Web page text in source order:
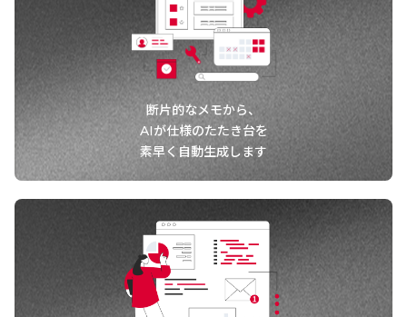
断片的なメモから、
AIが仕様のたたき台を
素早く自動生成します